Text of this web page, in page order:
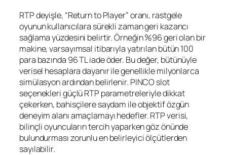
RTP deyişle, “Return to Player” oranı, rastgele
oyunun kullanıcılara sürekli zaman geri kazancı
sağlama yüzdesini belirtir. Örneğin %96 geri olan bir
makine, varsayımsal itibarıyla yatırılan bütün 100
para bazında 96 TL iade öder. Bu değer, bütünüyle
verisel hesaplara dayanır ile genellikle milyonlarca
simülasyon ardından belirlenir. PINCO slot
seçenekleri güçlü RTP parametreleriyle dikkat
çekerken, bahisçilere saydam ile objektif özgün
deneyim alanı amaçlamayı hedefler. RTP verisi,
bilinçli oyuncuların tercih yaparken göz önünde
bulundurması zorunlu en belirleyici ölçütlerden
sayılabilir.